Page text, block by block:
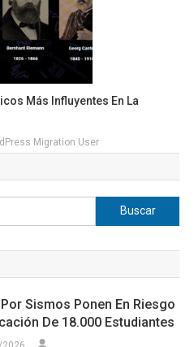
Más Influyentes En La
Migration User
Buscar:
Sismos Ponen En Riesgo
De 18.000 Estudiantes